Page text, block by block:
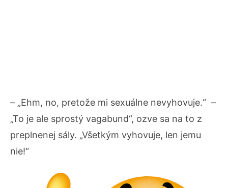
– „Ehm, no, pretože mi sexuálne nevyhovuje.“ –
„To je ale sprostý vagabund“, ozve sa na to z
preplnenej sály. „Všetkým vyhovuje, len jemu
nie!“